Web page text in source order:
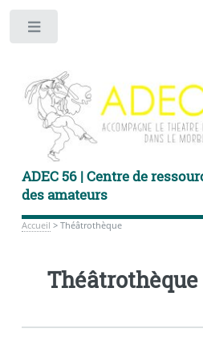
ADEC 56 | Centre de
des amateurs
Accueil > Théâtrothèque
Théâtrothèque